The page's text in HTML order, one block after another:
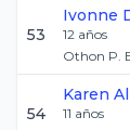
53
Ivonne
12 años
Othon P.
54
Karen
11 años